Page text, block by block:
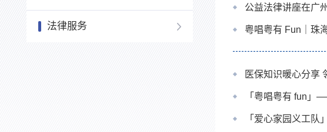
法律服务
公益法律讲座在广
粤唱粤有 Fun｜珠
医保知识暖心分享
「粤唱粤有 fun」
「爱心家园义工队